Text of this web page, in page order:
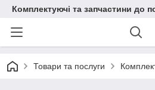
Комплектуючі та запчастини до
Товари та послуги